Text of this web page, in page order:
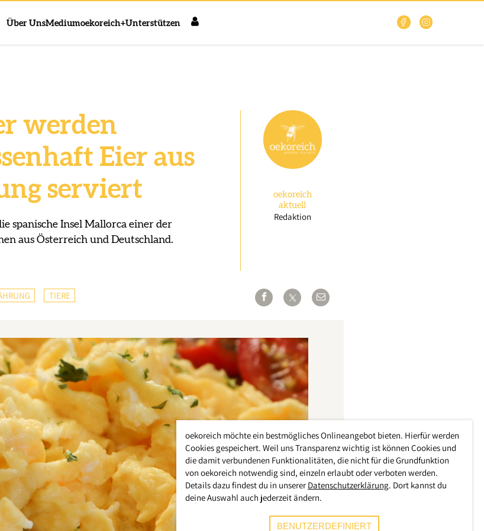
Über UnsMediumoekoreich+Unterstützen
werden
Eier aus
serviert
spanische Insel Mallorca einer der
aus Österreich und Deutschland.
oekoreich
aktuell
Redaktion
TIERE
oekoreich möchte ein bestmögliches Onlineangebot bieten. Hierfür werden
Cookies gespeichert. Weil uns Transparenz wichtig ist können Cookies und
die damit verbundenen Funktionalitäten, die nicht für die Grundfunktion
von oekoreich notwendig sind, einzeln erlaubt oder verboten werden.
Details dazu findest du in unserer Datenschutzerklärung. Dort kannst du
deine Auswahl auch jederzeit ändern.
BENUTZERDEFINIERT